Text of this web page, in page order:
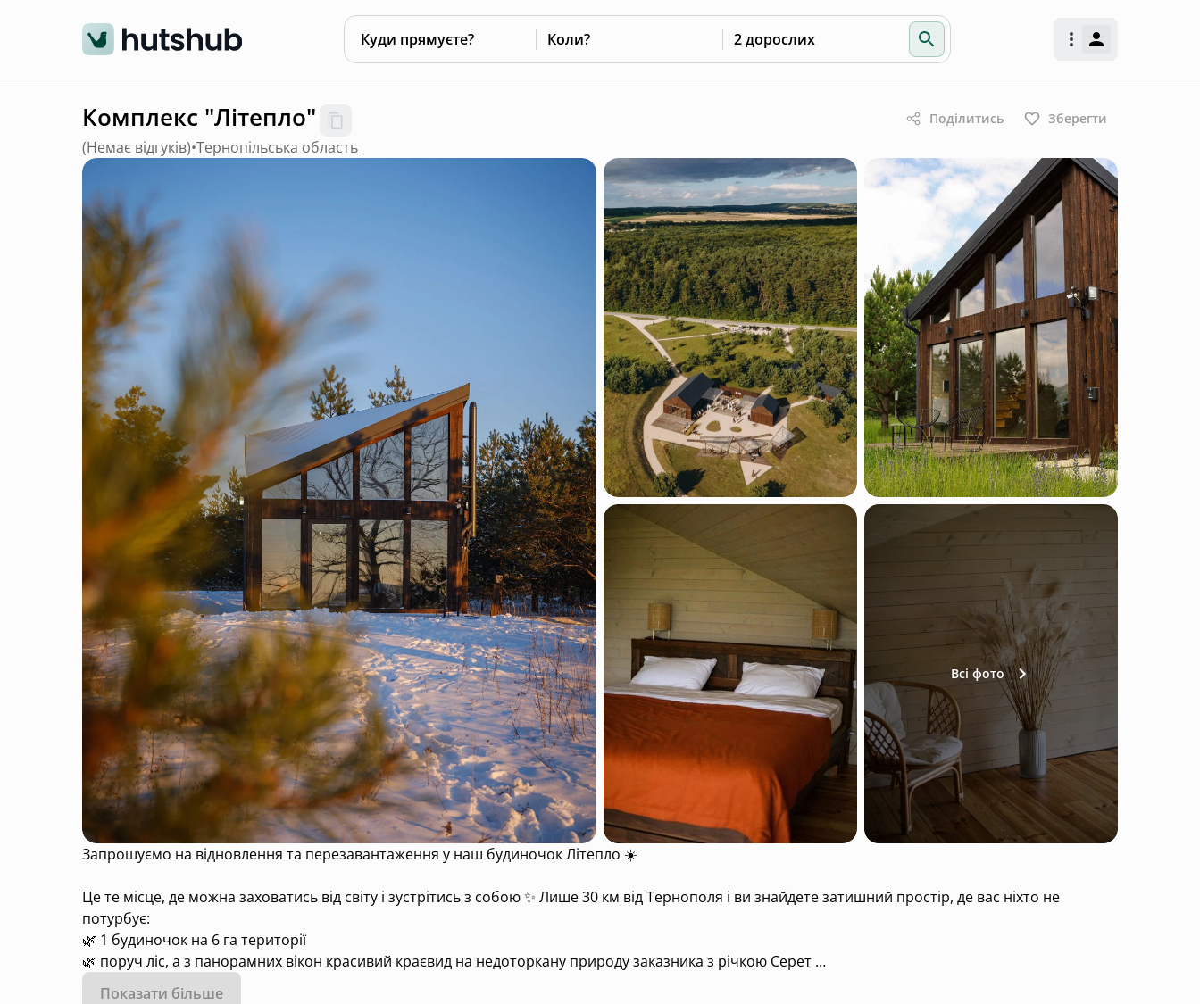
Куди прямуєте? Коли? 2 дорослих
Комплекс "Літепло" Поділитись Зберегти
(Немає відгуків)•Тернопільська область
Всі фото
Запрошуємо на відновлення та перезавантаження у наш будиночок Літепло ☀️
Це те місце, де можна заховатись від світу і зустрітись з собою ✨ Лише 30 км від Тернополя і ви знайдете затишний простір, де вас ніхто не
потурбує:
🌿 1 будиночок на 6 га території
🌿 поруч ліс, а з панорамних вікон красивий краєвид на недоторкану природу заказника з річкою Серет
🌿 безконтактне заселення та виселення
Показати більше